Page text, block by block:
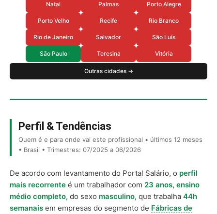
Natal Palmas Porto Alegre
Porto Velho Recife Rio Branco
Rio de Janeiro Salvador São Luís
São Paulo Teresina Vitória
Outras cidades →
Perfil & Tendências
Quem é e para onde vai este profissional • últimos 12 meses
• Brasil • Trimestres: 07/2025 a 06/2026
De acordo com levantamento do Portal Salário, o perfil
mais recorrente é um trabalhador com 23 anos, ensino
médio completo, do sexo masculino, que trabalha 44h
semanais em empresas do segmento de Fábricas de